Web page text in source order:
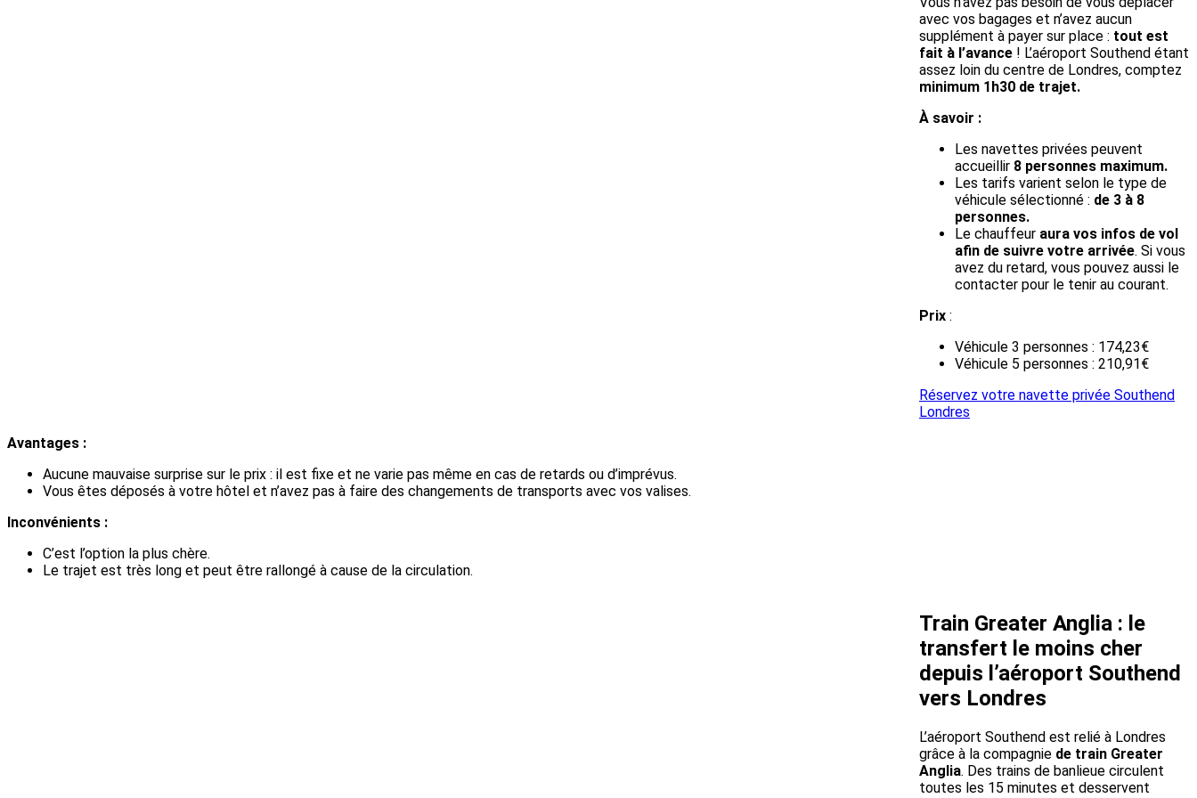
avec vos bagages et n’avez aucun
supplément à payer sur place : tout est
fait à l’avance ! L’aéroport Southend étant
assez loin du centre de Londres, comptez
minimum 1h30 de trajet.
À savoir :
Les navettes privées peuvent
accueillir 8 personnes maximum.
Les tarifs varient selon le type de
véhicule sélectionné : de 3 à 8
personnes.
Le chauffeur aura vos infos de vol
afin de suivre votre arrivée. Si vous
avez du retard, vous pouvez aussi le
contacter pour le tenir au courant.
Prix :
Véhicule 3 personnes : 174,23€
Véhicule 5 personnes : 210,91€
Réservez votre navette privée Southend
Londres
Avantages :
Aucune mauvaise surprise sur le prix : il est fixe et ne varie pas même en cas de retards ou d’imprévus.
Vous êtes déposés à votre hôtel et n’avez pas à faire des changements de transports avec vos valises.
Inconvénients :
C’est l’option la plus chère.
Le trajet est très long et peut être rallongé à cause de la circulation.
Train Greater Anglia : le
transfert le moins cher
depuis l’aéroport Southend
vers Londres
L’aéroport Southend est relié à Londres
grâce à la compagnie de train Greater
Anglia. Des trains de banlieue circulent
toutes les 15 minutes et desservent